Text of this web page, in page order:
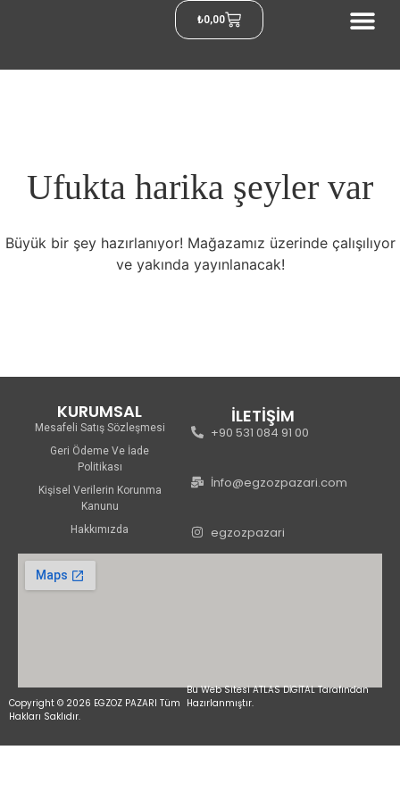
₺0,00
Ufukta harika şeyler var
Büyük bir şey hazırlanıyor! Mağazamız üzerinde çalışılıyor
ve yakında yayınlanacak!
KURUMSAL
Mesafeli Satış Sözleşmesi
Geri Ödeme Ve İade
Politikası
Kişisel Verilerin Korunma
Kanunu
Hakkımızda
İLETİŞİM
+90 531 084 91 00
İnfo@egzozpazari.com
egzozpazari
Copyright © 2026 EGZOZ PAZARI Tüm
Hakları Saklıdır.
Bu Web Sitesi ATLAS DİGİTAL Tarafından
Hazırlanmıştır.